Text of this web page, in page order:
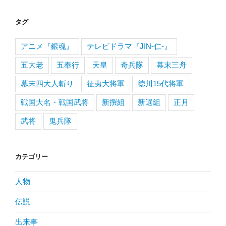
タグ
アニメ『銀魂』 テレビドラマ『JIN-仁-』
五大老 五奉行 天皇 奇兵隊 幕末三舟
幕末四大人斬り 征夷大将軍 徳川15代将軍
戦国大名・戦国武将 新撰組 新選組 正月
武将 鬼兵隊
カテゴリー
人物
伝説
出来事